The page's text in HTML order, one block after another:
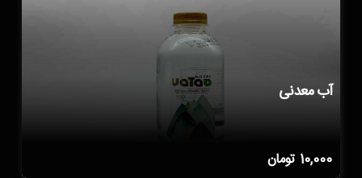
آب معدنی
10,000 تومان